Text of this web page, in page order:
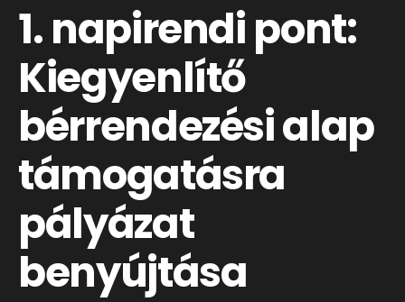
1. napirendi pont:
Kiegyenlítő
bérrendezési alap
támogatásra
pályázat
benyújtása